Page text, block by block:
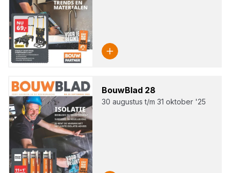
Bouw­Blad 28
30 augustus t/m 31 oktober '25